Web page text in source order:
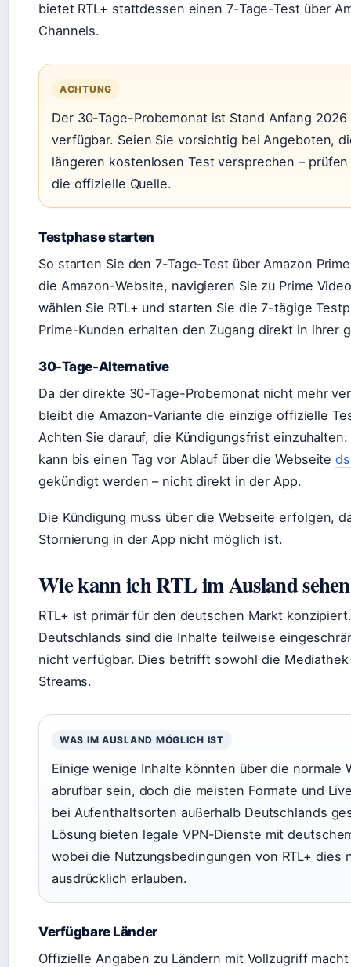
bietet RTL+ stattdessen einen 7-Tage-Test über
Channels.
ACHTUNG
Der 30-Tage-Probemonat ist Stand Anfang
verfügbar. Seien Sie vorsichtig bei Angeboten,
längeren kostenlosen Test versprechen – prüfen
die offizielle Quelle.
Testphase starten
So starten Sie den 7-Tage-Test über Amazon
die Amazon-Website, navigieren Sie zu Prime
wählen Sie RTL+ und starten Sie die 7-tägige
Prime-Kunden erhalten den Zugang direkt in ihrer
30-Tage-Alternative
Da der direkte 30-Tage-Probemonat nicht mehr
bleibt die Amazon-Variante die einzige offizielle
Achten Sie darauf, die Kündigungsfrist
kann bis einen Tag vor Ablauf über die Webseite
gekündigt werden – nicht direkt in der App.
Die Kündigung muss über die Webseite erfolgen,
Stornierung in der App nicht möglich ist.
Wie kann ich RTL im Ausland
RTL+ ist primär für den deutschen Markt
Deutschlands sind die Inhalte teilweise
nicht verfügbar. Dies betrifft sowohl die
Streams.
WAS IM AUSLAND MÖGLICH IST
Einige wenige Inhalte könnten über die normale
abrufbar sein, doch die meisten Formate und
bei Aufenthaltsorten außerhalb Deutschlands
Lösung bieten legale VPN-Dienste mit
wobei die Nutzungsbedingungen von RTL+ dies
ausdrücklich erlauben.
Verfügbare Länder
Offizielle Angaben zu Ländern mit Vollzugriff macht